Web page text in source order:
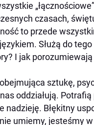
czasach,
to przede
Służą do
I jak
sztukę,
oddziałują.
Błękitny
umiemy, jesteśmy